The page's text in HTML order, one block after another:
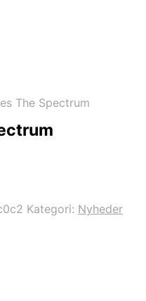
The Spectrum
Kategori: Nyheder